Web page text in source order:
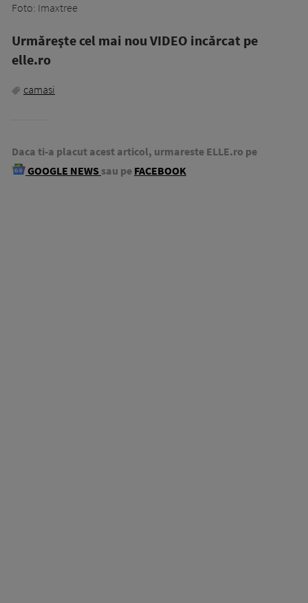
Foto: Imaxtree
Urmăreşte cel mai nou VIDEO incărcat pe
elle.ro
camasi
Daca ti-a placut acest articol, urmareste ELLE.ro pe
GOOGLE NEWS sau pe FACEBOOK